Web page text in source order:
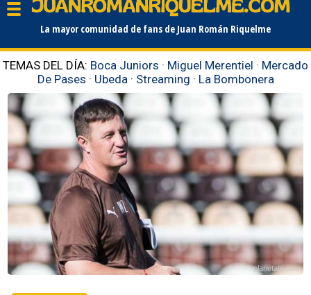
La mayor comunidad de fans de Juan Román Riquelme
TEMAS DEL DÍA: Boca Juniors · Miguel Merentiel · Mercado
De Pases · Ubeda · Streaming · La Bombonera
planetabj.com